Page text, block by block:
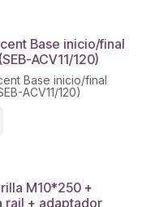
Base inicio/final
ACV11/120)
Base inicio/final
ACV11/120)
M10*250 +
rail + adaptador